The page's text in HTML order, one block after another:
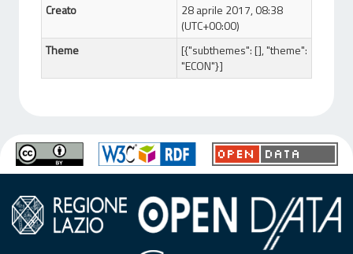
Creato
28 aprile 2017, 08:38
(UTC+00:00)
Theme
[{"subthemes": [], "theme":
"ECON"}]